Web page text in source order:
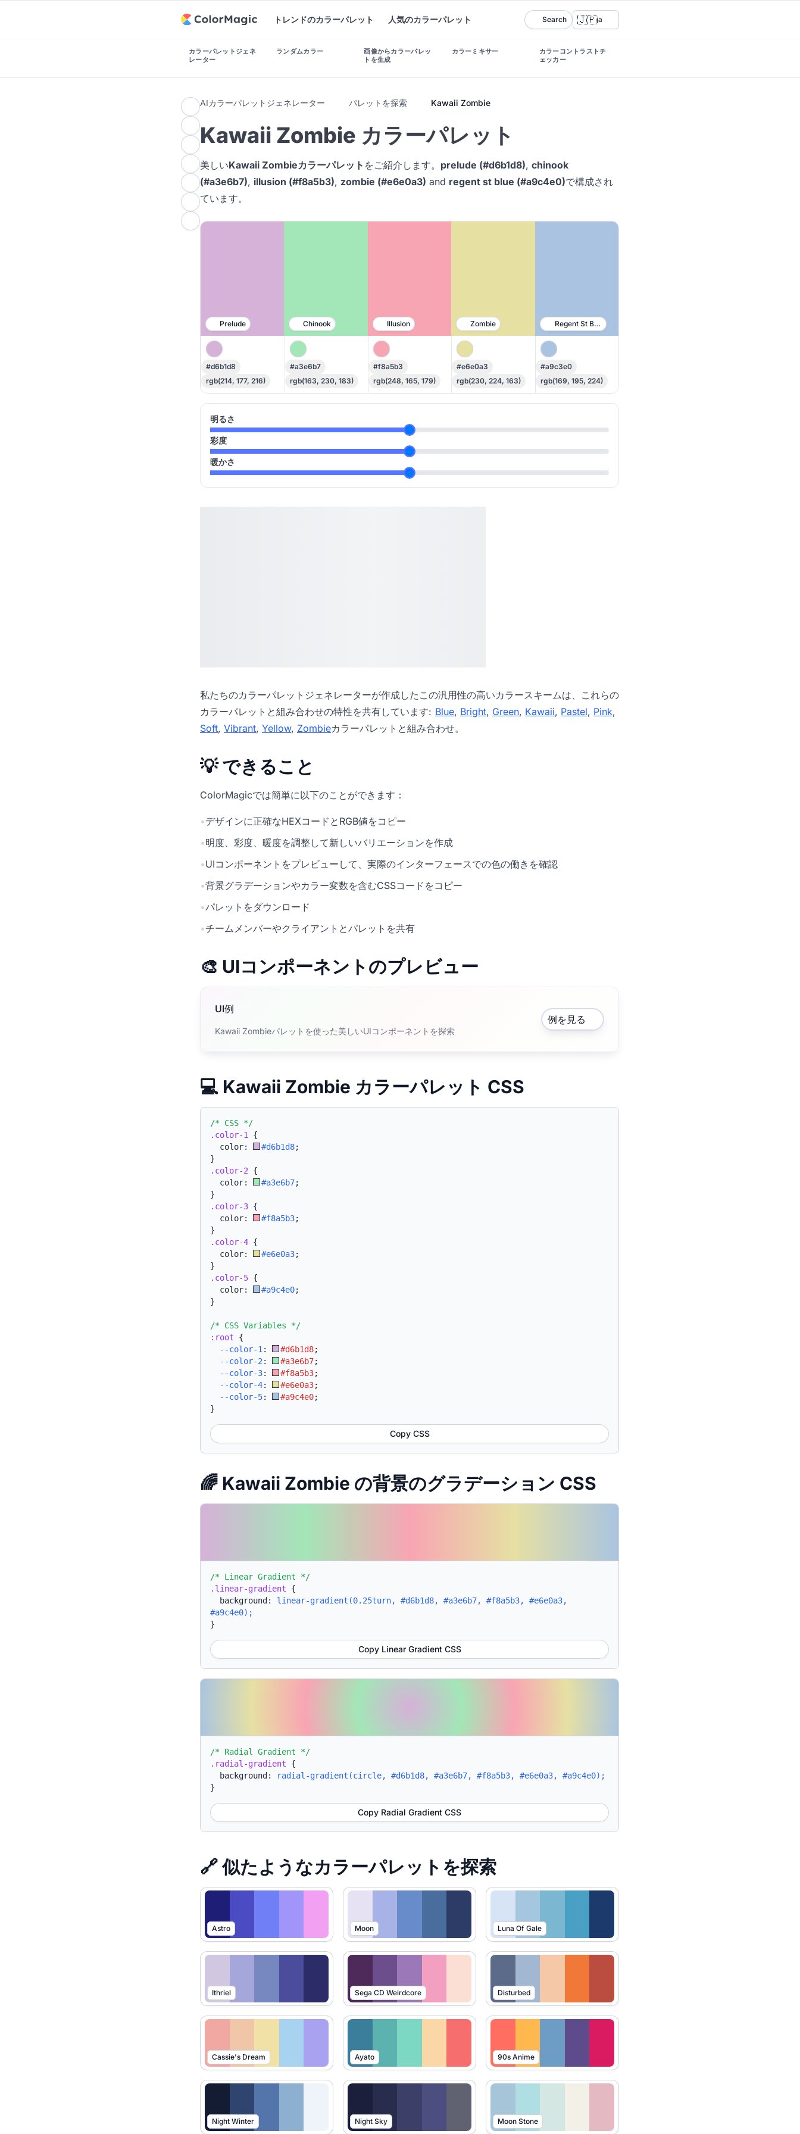
トレンドのカラーパレット 人気のカラーパレット Search 🇯🇵ja
カラーパレットジェネ
レーター
ランダムカラー
画像からカラーパレッ
トを生成
カラーミキサー
カラーコントラストチ
ェッカー
AIカラーパレットジェネレーター パレットを探索 Kawaii Zombie
Kawaii Zombie カラーパレット
美しいKawaii Zombieカラーパレット をご紹介します。 prelude (#d6b1d8), chinook
(#a3e6b7), illusion (#f8a5b3), zombie (#e6e0a3) and regent st blue (#a9c4e0)で構成され
ています。
Prelude Chinook Illusion Zombie Regent St Blue
#d6b1d8
rgb(214, 177, 216)
#a3e6b7
rgb(163, 230, 183)
#f8a5b3
rgb(248, 165, 179)
#e6e0a3
rgb(230, 224, 163)
#a9c3e0
rgb(169, 195, 224)
明るさ
彩度
暖かさ
私たちのカラーパレットジェネレーターが作成したこの汎用性の高いカラースキームは、これらの
カラーパレットと組み合わせの特性を共有しています: Blue, Bright, Green, Kawaii, Pastel, Pink,
Soft, Vibrant, Yellow, Zombieカラーパレットと組み合わせ。
💡 できること
ColorMagicでは簡単に以下のことができます：
•デザインに正確なHEXコードとRGB値をコピー
•明度、彩度、暖度を調整して新しいバリエーションを作成
•UIコンポーネントをプレビューして、実際のインターフェースでの色の働きを確認
•背景グラデーションやカラー変数を含むCSSコードをコピー
•パレットをダウンロード
•チームメンバーやクライアントとパレットを共有
🎨 UIコンポーネントのプレビュー
UI例
Kawaii Zombieパレットを使った美しいUIコンポーネントを探索
例を見る
💻 Kawaii Zombie カラーパレット CSS
/* CSS */
.color-1
{
  color:
#d6b1d8;
}
.color-2 {
  color:
#a3e6b7;
}
.color-3 {
  color:
#f8a5b3;
}
.color-4 {
  color:
#e6e0a3;
}
.color-5 {
  color:
#a9c4e0;
}
/* CSS Variables */
:root {
--color-1 : #d6b1d8;
--color-2 : #a3e6b7;
--color-3: #f8a5b3;
--color-4: #e6e0a3;
--color-5: #a9c4e0;
}
Copy CSS
🌈 Kawaii Zombie の背景のグラデーション CSS
/* Linear Gradient */
.linear-gradient {
background: linear-gradient(0.25turn, #d6b1d8, #a3e6b7, #f8a5b3, #e6e0a3,
#a9c4e0);
}
Copy Linear Gradient CSS
/* Radial Gradient */
.radial-gradient {
background:
radial-gradient(circle, #d6b1d8, #a3e6b7, #f8a5b3, #e6e0a3, #a9c4e0);
}
Copy Radial Gradient CSS
🔗 似たようなカラーパレットを探索
Astro Moon Luna Of Gale
Ithriel Sega CD Weirdcore Disturbed
Cassie's Dream Ayato 90s Anime
Night Winter Night Sky Moon Stone